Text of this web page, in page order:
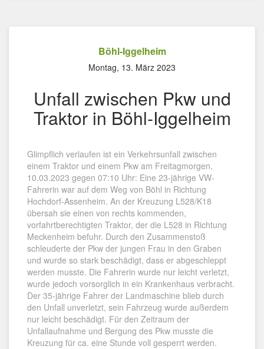
Böhl-Iggelheim
Montag, 13. März 2023
Unfall zwischen Pkw und
Traktor in Böhl-Iggelheim
Glimpflich verlaufen ist ein Verkehrsunfall zwischen
einem Traktor und einem Pkw am Freitagmorgen,
10.03.2023 gegen 07:10 Uhr: Eine 23-jährige VW-
Fahrerin war auf dem Weg von Böhl in Richtung
Hochdorf-Assenheim. An der Kreuzung L528/K18
übersah sie einen von rechts kommenden,
vorfahrtberechtigten Traktor, der die L528 in Richtung
Meckenheim befuhr. Durch den Zusammenstoß
schleuderte der Pkw der jungen Frau in den Graben
und wurde so stark beschädigt, dass er abgeschleppt
werden musste. Die Fahrerin wurde nur leicht verletzt,
wurde jedoch vorsorglich in ein Krankenhaus verbracht.
Der 35-jährige Fahrer der Landmaschine blieb durch
den Unfall unverletzt, sein Fahrzeug wurde außerdem
nur leicht beschädigt. Für den Zeitraum der
Unfallaufnahme und Bergung des Pkw musste die
Kreuzung für ca. eine Stunde voll gesperrt werden.